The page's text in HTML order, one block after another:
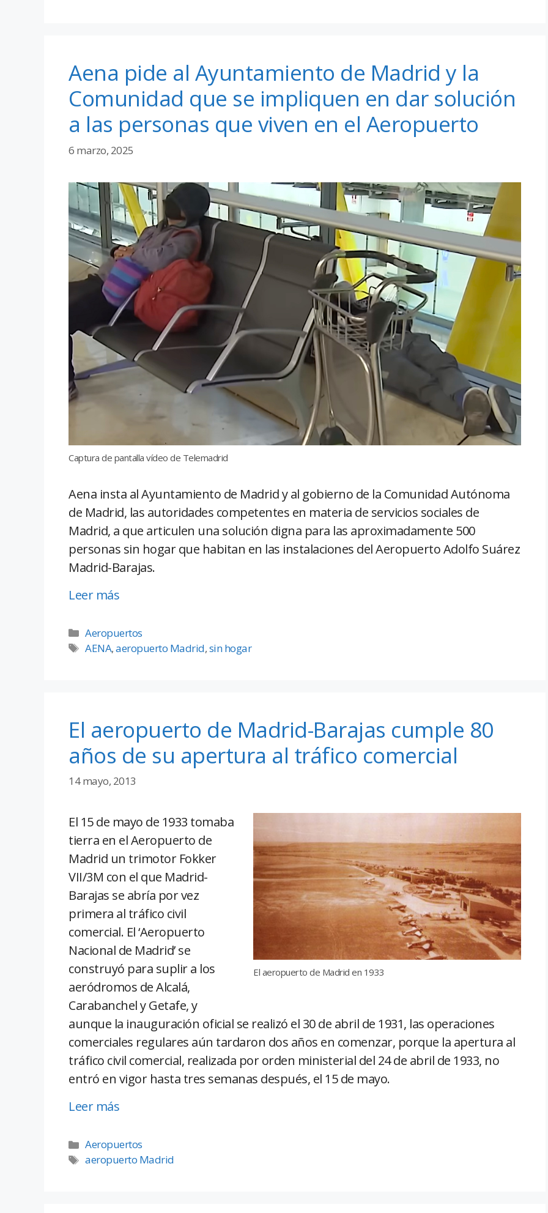
Aena pide al Ayuntamiento de Madrid y la
Comunidad que se impliquen en dar solución
a las personas que viven en el Aeropuerto
6 marzo, 2025
Captura de pantalla vídeo de Telemadrid
Aena insta al Ayuntamiento de Madrid y al gobierno de la Comunidad Autónoma
de Madrid, las autoridades competentes en materia de servicios sociales de
Madrid, a que articulen una solución digna para las aproximadamente 500
personas sin hogar que habitan en las instalaciones del Aeropuerto Adolfo Suárez
Madrid-Barajas.
Leer más
Aeropuertos
AENA,aeropuerto Madrid,sin hogar
El aeropuerto de Madrid-Barajas cumple 80
años de su apertura al tráfico comercial
14 mayo, 2013
El aeropuerto de Madrid en 1933
El 15 de mayo de 1933 tomaba
tierra en el Aeropuerto de
Madrid un trimotor Fokker
VII/3M con el que Madrid-
Barajas se abría por vez
primera al tráfico civil
comercial. El ‘Aeropuerto
Nacional de Madrid’ se
construyó para suplir a los
aeródromos de Alcalá,
Carabanchel y Getafe, y
aunque la inauguración oficial se realizó el 30 de abril de 1931, las operaciones
comerciales regulares aún tardaron dos años en comenzar, porque la apertura al
tráfico civil comercial, realizada por orden ministerial del 24 de abril de 1933, no
entró en vigor hasta tres semanas después, el 15 de mayo.
Leer más
Aeropuertos
aeropuerto Madrid